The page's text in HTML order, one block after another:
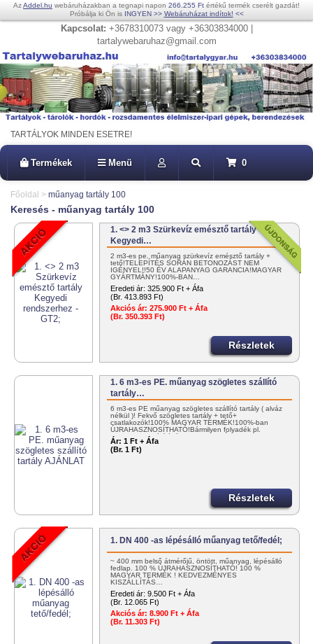
AzAddel.hu webáruházakban a tegnapi napon 266.255 Ft értékű termék cserélt gazdát!
Próbálja ki Ön is INGYEN >> Webáruházat indítok! <<
Kapcsolat: +3678310073 vagy +36303834000 |
tartalywebaruhaz@gmail.com
TARTÁLYOK MINDEN ESETRE!
Termékek Menü 0
Főoldal > műanyag tartály 100
Keresés - műanyag tartály 100
1. <> 2 m3 Szürkevíz emésztő tartály
Kegyedi…
2 m3-es pe. műanyag szürkevíz emésztő tartály +
tető!TELEPÍTÉS SORÁN BETONOZÁST NEM
IGÉNYEL!!50 ÉV ALAPANYAG GARANCIA!MAGYAR
GYÁRTMÁNY!100%-BAN…
Eredeti ár: 325.900 Ft + Áfa
(Br. 413.893 Ft)
Akciós ár: 275.900 Ft + Áfa
(Br. 350.393 Ft)
Részletek
1. 6 m3-es PE. műanyag szögletes szállító
tartály…
6 m3-es PE műanyag szögletes szállító tartály ( alváz
nélkül )! Fekvő szögletes tartály + tető+
csatlakozók!100% MAGYAR TERMÉK!100%-ban
ÚJRAHASZNOSÍTHATÓ!Bármilyen folyadék pl.
NITROSOL szállítására! KEDVEZMÉNYES…
Ár: 1 Ft + Áfa
(Br. 1 Ft)
Részletek
1. DN 400 -as lépésálló műanyag tető/fedél;
~ 400 mm belső átmérőjű, öntött, műanyag, lépésálló
fedlap. 100 % ÚJRAHASZNOSÍTHATÓ! 100 %
MAGYAR TERMÉK ! KEDVEZMÉNYES
KISZÁLLÍTÁS…
Eredeti ár: 9.500 Ft + Áfa
(Br. 12.065 Ft)
Akciós ár: 8.900 Ft + Áfa
(Br. 11.303 Ft)